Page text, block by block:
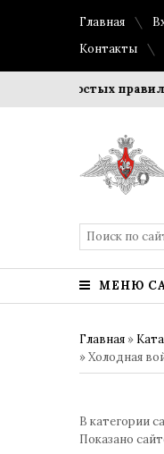
Главная
Контакты
правил
МЕНЮ
Главная »
» Холодная
В категории
Показано